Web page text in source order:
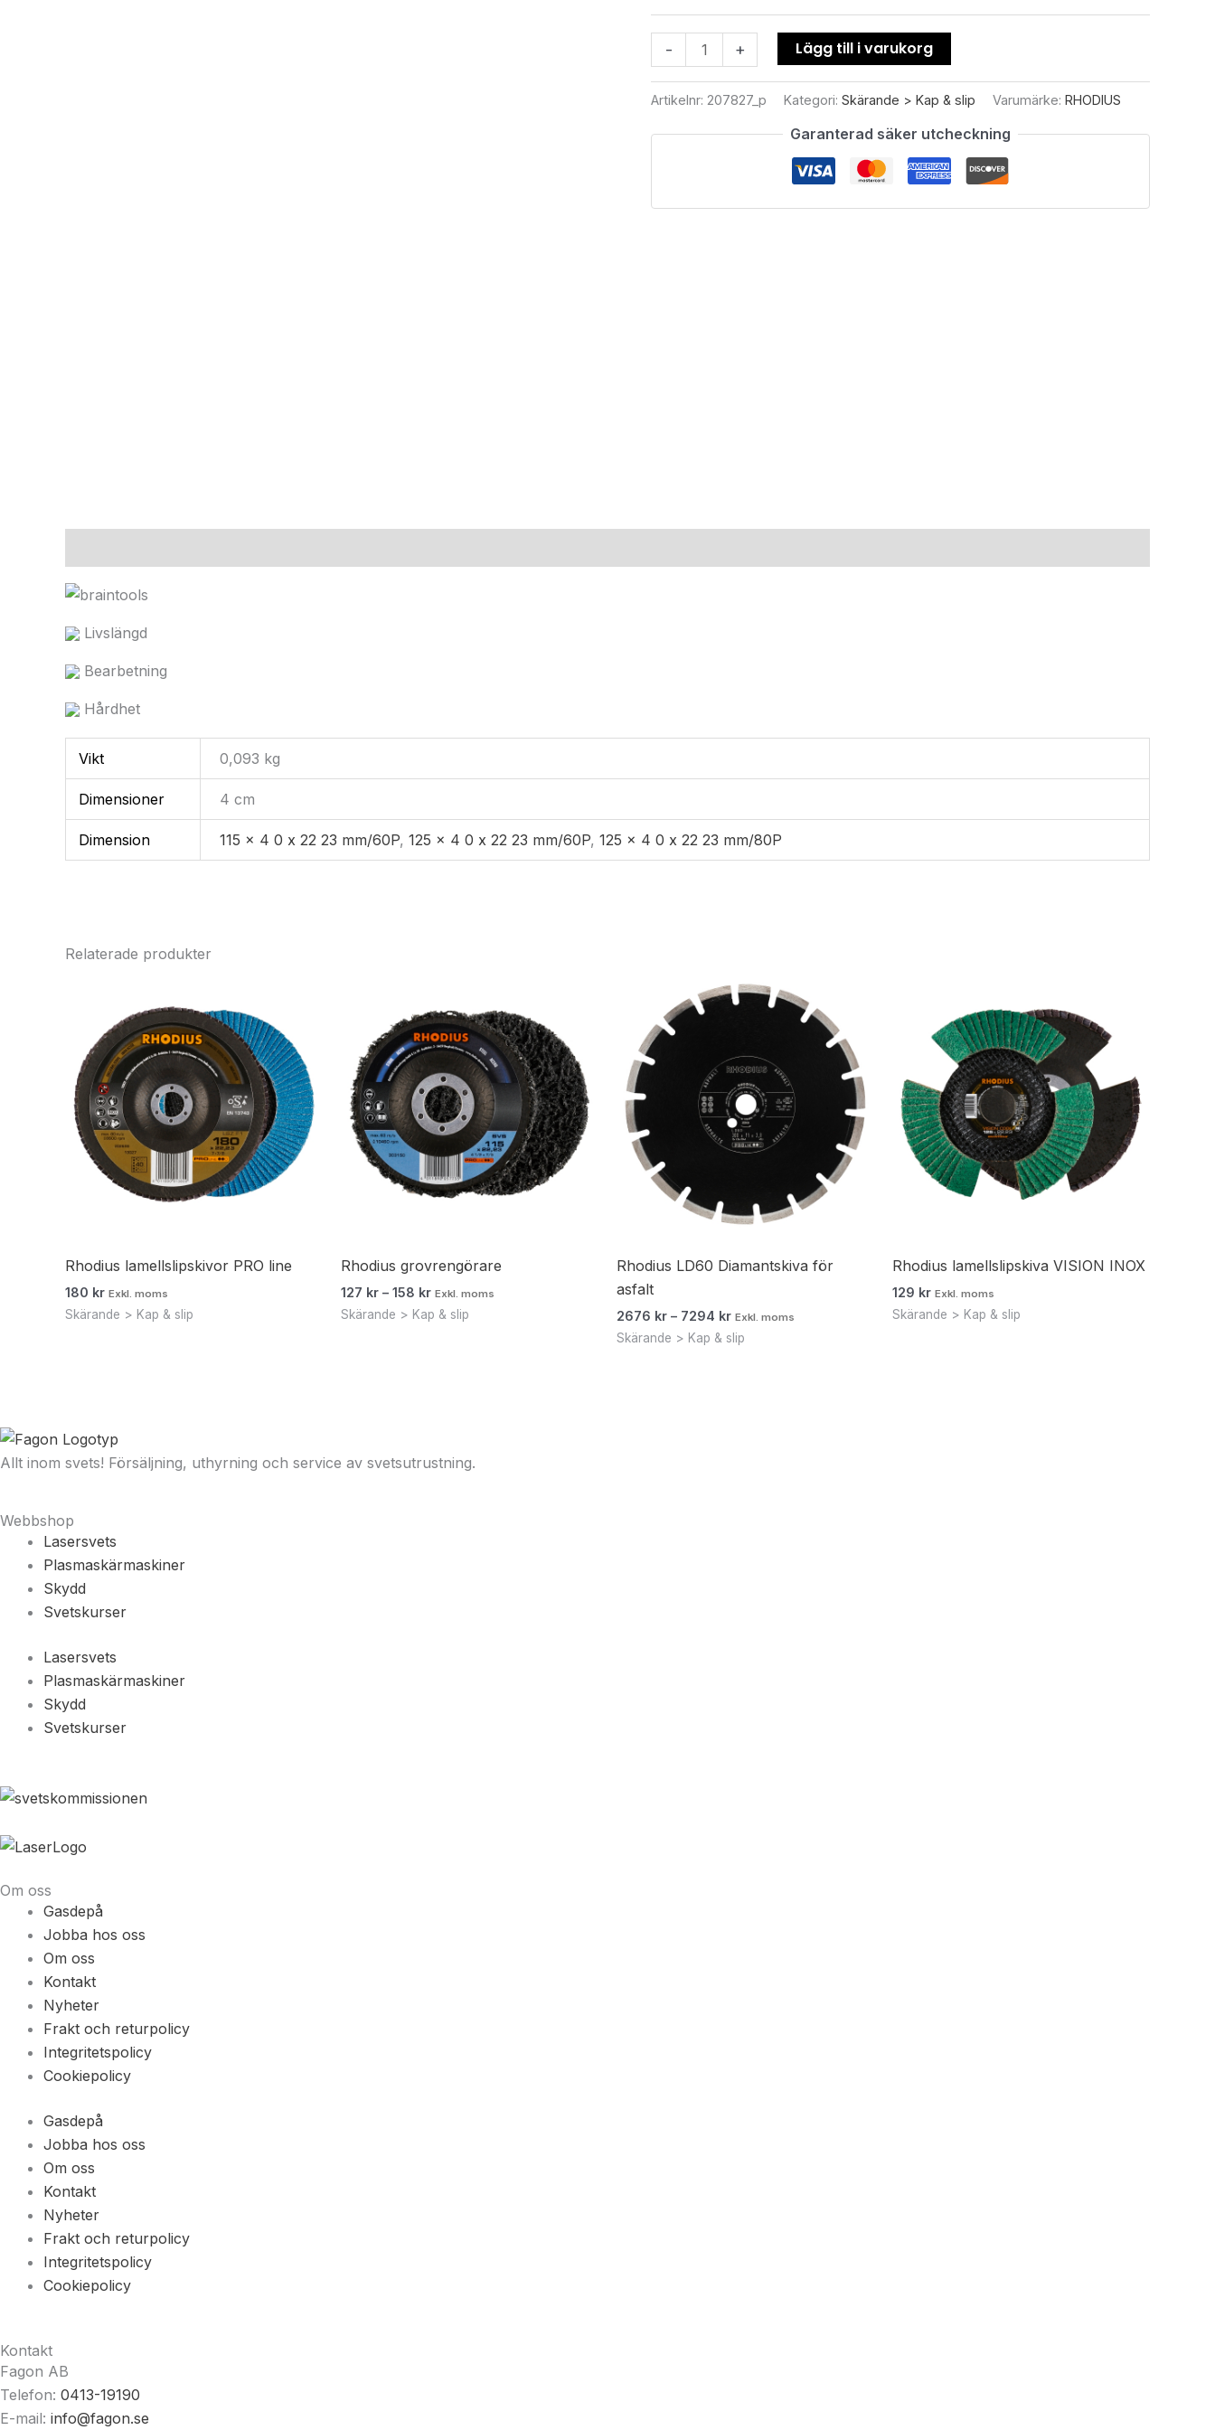
- + Lägg till i varukorg
Artikelnr: 207827_p Kategori: Skärande > Kap & slip Varumärke: RHODIUS
Garanterad säker utcheckning
Livslängd
Bearbetning
Hårdhet
Vikt 0,093 kg
Dimensioner 4 cm
Dimension 115 x 4 0 x 22 23 mm/60P,125 x 4 0 x 22 23 mm/60P,125 x 4 0 x 22 23 mm/80P
Relaterade produkter
Rhodius lamellslipskivor PRO line
180 kr Exkl. moms
Skärande > Kap & slip
Rhodius grovrengörare
127 kr – 158 kr
till
158 kr198 kr
Exkl. moms
Skärande > Kap & slip
Rhodius LD60 Diamantskiva för
asfalt
2676 kr – 7294 kr
Prisintervall:
2676 kr3345 kr
7294 kr9118 kr
Exkl. moms
Skärande > Kap & slip
Rhodius lamellslipskiva VISION INOX
129 kr Exkl. moms
Skärande > Kap & slip
Allt inom svets! Försäljning, uthyrning och service av svetsutrustning.
Webbshop
Lasersvets
Plasmaskärmaskiner
Skydd
Svetskurser
Lasersvets
Plasmaskärmaskiner
Skydd
Svetskurser
Om oss
Gasdepå
Jobba hos oss
Om oss
Kontakt
Nyheter
Frakt och returpolicy
Integritetspolicy
Cookiepolicy
Gasdepå
Jobba hos oss
Om oss
Kontakt
Nyheter
Frakt och returpolicy
Integritetspolicy
Cookiepolicy
Kontakt
Fagon AB
Telefon: 0413-19190
E-mail: info@fagon.se